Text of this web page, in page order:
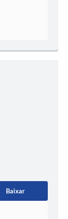
Baixar